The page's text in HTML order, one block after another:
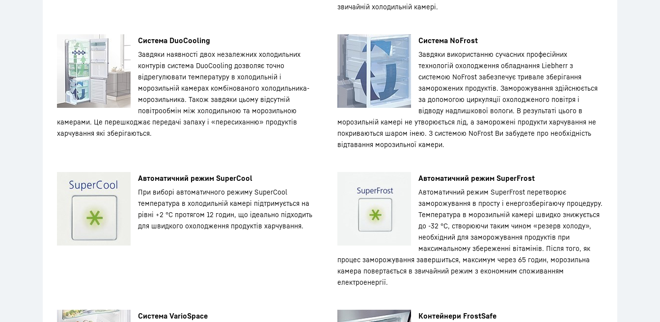
звичайній холодильній камері.
Система DuoCooling
Завдяки наявності двох незалежних холодильних
контурів система DuoCooling дозволяє точно
відрегулювати температуру в холодильній і
морозильній камерах комбінованого холодильника-
морозильника. Також завдяки цьому відсутній
повітрообмін між холодильною та морозильною
камерами. Це перешкоджає передачі запаху і «пересиханню» продуктів
харчування які зберігаються.
Система NoFrost
Завдяки використанню сучасних професійних
технологій охолодження обладнання Liebherr з
системою NoFrost забезпечує тривале зберігання
заморожених продуктів. Заморожування здійснюється
за допомогою циркуляції охолодженого повітря і
відводу надлишкової вологи. В результаті цього в
морозильній камері не утворюється лід, а заморожені продукти харчування не
покриваються шаром інею. З системою NoFrost Ви забудете про необхідність
відтавання морозильної камери.
Автоматичний режим SuperCool
При виборі автоматичного режиму SuperCool
температура в холодильній камері підтримується на
рівні +2 °С протягом 12 годин, що ідеально підходить
для швидкого охолодження продуктів харчування.
Автоматичний режим SuperFrost
Автоматичний режим SuperFrost перетворює
заморожування в просту і енергозберігаючу процедуру.
Температура в морозильній камері швидко знижується
до -32 °С, створюючи таким чином «резерв холоду»,
необхідний для заморожування продуктів при
максимальному збереженні вітамінів. Після того, як
процес заморожування завершиться, максимум через 65 годин, морозильна
камера повертається в звичайний режим з економним споживанням
електроенергії.
Система VarioSpace Контейнери FrostSafe